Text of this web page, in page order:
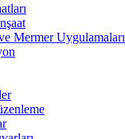
Mermer Uygulamaları